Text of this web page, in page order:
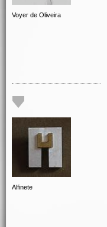
Voyer de Oliveira
Alfinete